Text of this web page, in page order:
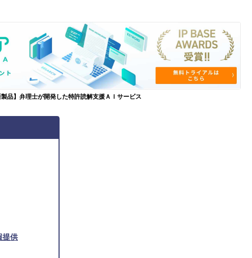
製品】弁理士が開発した特許読解支援ＡＩサービス
提供